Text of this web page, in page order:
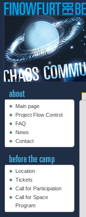
Main page
Project Flow Control
FAQ
News
Contact
Location
Tickets
Call for Participation
Call for Space
Program